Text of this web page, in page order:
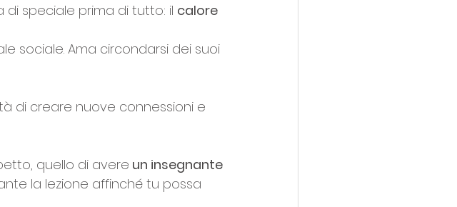
di speciale prima di tutto: il calore
sociale. Ama circondarsi dei suoi
di creare nuove connessioni e
quello di avere un insegnante
la lezione affinché tu possa